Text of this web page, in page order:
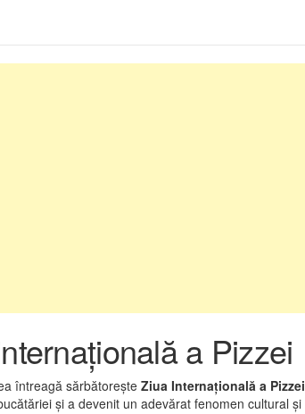
a Pizzei
întreagă sărbătorește Ziua Internațională a Pizzei
și a devenit un adevărat fenomen cultural și